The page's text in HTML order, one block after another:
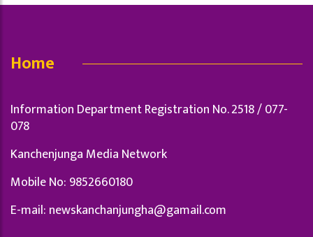
Home
Information Department Registration No. 2518 / 077-
078
Kanchenjunga Media Network
Mobile No: 9852660180
E-mail: newskanchanjungha@gamail.com